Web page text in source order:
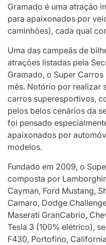
Gramado é uma atração
para apaixonados por
caminhões), cada qual
Uma das campeãs de
atrações listadas pela
Gramado, o Super
mês. Notório por realizar
carros superesportivos,
pelos belos cenários da
foi pensado
apaixonados por
modelos.
Fundado em 2009, o
composta por
Cayman, Ford Mustang,
Camaro, Dodge
Maserati GranCabrio,
Tesla 3 (100% elétrico),
F430, Portofino,